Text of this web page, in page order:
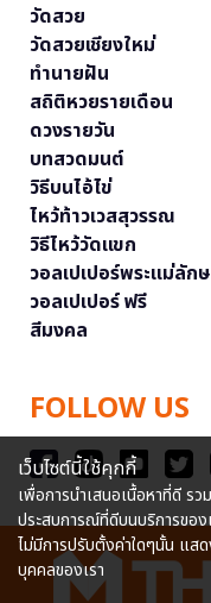
วัดสวย
วัดสวยเชียงใหม่
ทำนายฝัน
สถิติหวยรายเดือน
ดวงรายวัน
บทสวดมนต์
วิธีบนไอ้ไข่
ไหว้ท้าวเวสสุวรรณ
วิธีไหว้วัดแขก
วอลเปเปอร์พระแม่ลัก
วอลเปเปอร์ ฟรี
สีมงคล
FOLLOW US
เว็บไซต์นี้ใช้คุกกี้
เพื่อการนำเสนอเนื้อหาที่ดี ร
ประสบการณ์ที่ดีบนบริการของ
ไม่มีการปรับตั้งค่าใดๆนั้น แส
บุคคลของเรา